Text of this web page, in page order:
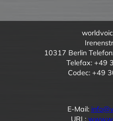
10317 Berlin
Telefax: +49
Codec: +49
E-Mail:
URL: